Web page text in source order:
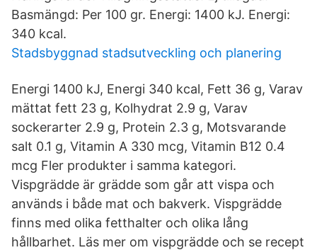
Basmängd: Per 100 gr. Energi: 1400 kJ. Energi:
340 kcal.
Stadsbyggnad stadsutveckling och planering
Energi 1400 kJ, Energi 340 kcal, Fett 36 g, Varav
mättat fett 23 g, Kolhydrat 2.9 g, Varav
sockerarter 2.9 g, Protein 2.3 g, Motsvarande
salt 0.1 g, Vitamin A 330 mcg, Vitamin B12 0.4
mcg Fler produkter i samma kategori.
Vispgrädde är grädde som går att vispa och
används i både mat och bakverk. Vispgrädde
finns med olika fetthalter och olika lång
hållbarhet. Läs mer om vispgrädde och se recept